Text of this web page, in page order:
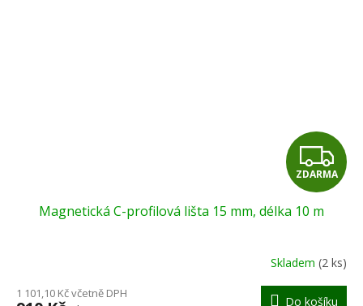
Z
D
R
M
ZDARMA
Magnetická C-profilová lišta 15 mm, délka 10 m
Skladem (2 ks)
1 101,10 Kč včetně DPH
Do košíku